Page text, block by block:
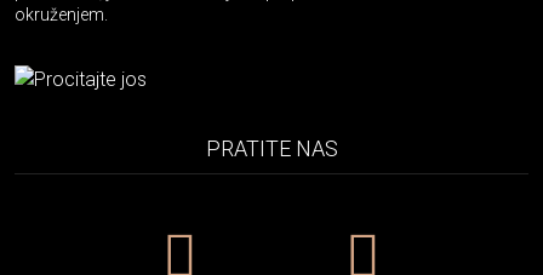
okruženjem.
PRATITE NAS